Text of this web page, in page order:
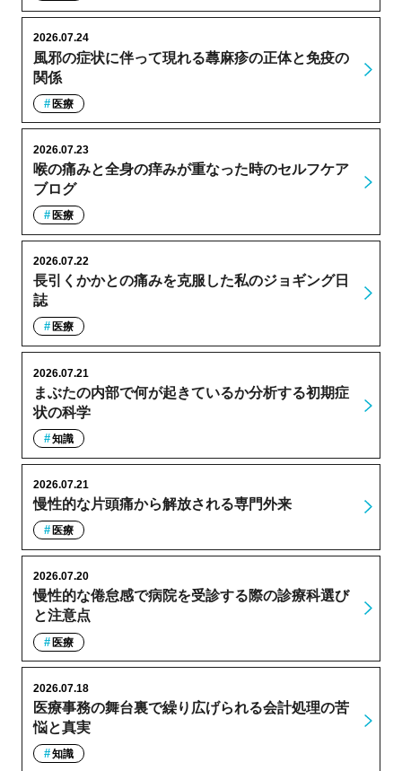
風邪の症状に伴って現れる蕁麻疹の正体と免疫の
関係
2026.07.24
医療
喉の痛みと全身の痒みが重なった時のセルフケア
ブログ
2026.07.23
医療
長引くかかとの痛みを克服した私のジョギング日
誌
2026.07.22
医療
まぶたの内部で何が起きているか分析する初期症
状の科学
2026.07.21
知識
慢性的な片頭痛から解放される専門外来
2026.07.21
医療
慢性的な倦怠感で病院を受診する際の診療科選び
と注意点
2026.07.20
医療
医療事務の舞台裏で繰り広げられる会計処理の苦
悩と真実
2026.07.18
知識